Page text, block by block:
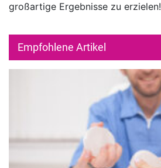
großartige Ergebnisse zu erzielen!
Empfohlene Artikel